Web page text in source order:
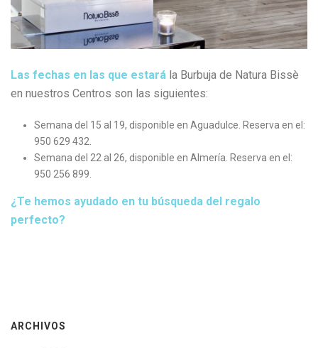
Las fechas en las que estará la Burbuja de Natura Bissè
en nuestros Centros son las siguientes:
Semana del 15 al 19, disponible en Aguadulce. Reserva en el:
950 629 432.
Semana del 22 al 26, disponible en Almería. Reserva en el:
950 256 899.
¿Te hemos ayudado en tu búsqueda del regalo
perfecto?
ARCHIVOS